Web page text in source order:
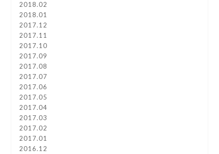
2018.02
2018.01
2017.12
2017.11
2017.10
2017.09
2017.08
2017.07
2017.06
2017.05
2017.04
2017.03
2017.02
2017.01
2016.12